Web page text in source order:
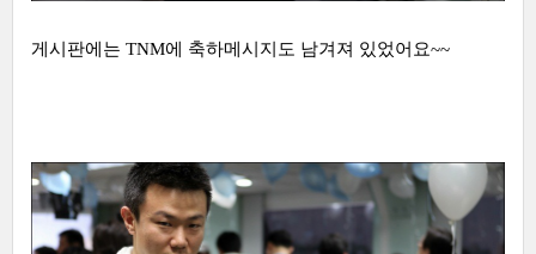
게시판에는 TNM에 축하메시지도 남겨져 있었어요~~